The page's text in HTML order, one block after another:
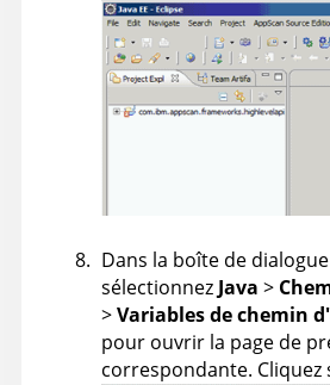
Dans la boîte de
sélectionnezJava >
>Variables de chemin
pour ouvrir la page de
correspondante. Cliquez